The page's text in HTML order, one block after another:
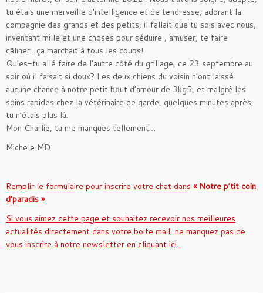
tu étais une merveille d’intelligence et de tendresse, adorant la
compagnie des grands et des petits, il fallait que tu sois avec nous,
inventant mille et une choses pour séduire , amuser, te faire
câliner…ça marchait à tous les coups!
Qu’es-tu allé faire de l’autre côté du grillage, ce 23 septembre au
soir où il faisait si doux? Les deux chiens du voisin n’ont laissé
aucune chance à notre petit bout d’amour de 3kg5, et malgré les
soins rapides chez la vétérinaire de garde, quelques minutes après,
tu n’étais plus là.
Mon Charlie, tu me manques tellement…
Michele MD
Remplir le formulaire pour inscrire votre chat dans « Notre p’tit coin
d’paradis »
Si vous aimez cette page et souhaitez recevoir nos meilleures
actualités directement dans votre boite mail, ne manquez pas de
vous inscrire à notre newsletter en cliquant ici.